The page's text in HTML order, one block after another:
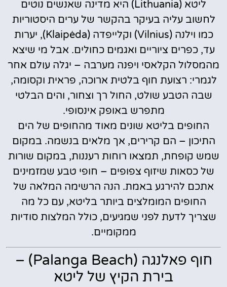
ליטא (Lithuania) היא מדינה שאנשים נוטים
לחשוב עליה בעיקר בהקשר של ערים היסטוריות
כמו וילנה (Vilnius) וקלייפדה (Klaipėda), יערות
עד, כפרים ציוריים ואגמים כחולים. אבל מי שיצא
מהמסלול הקלאסי ויפנה מערבה – יגלה עולם אחר
לגמרי: רצועת חוף בלטית ארוכה, פראית וקסומה,
שבה הטבע שולט, החול רך וצחור, והים הבלטי
מתפרש באופק אינסופי.
החופים בליטא שונים מאוד מהחופים של הים
התיכון – הם קרירים, אך מלאים בנשמה. במקום
שמש קופחת, תמצאו רוחות רעננות, במקום שורות
של כסאות שיזוף צפופים – חופי טבע שמזמינים
אתכם להירגע באמת. הנה הרשימה המלאה של
החופים המומלצים ביותר בליטא, עם כל מה
שצריך לדעת לפני שמגיעים, כולל המלצות סודיות
ממקומיים.
חוף פאלנגה (Palanga Beach) –
בירת הקיץ של ליטא